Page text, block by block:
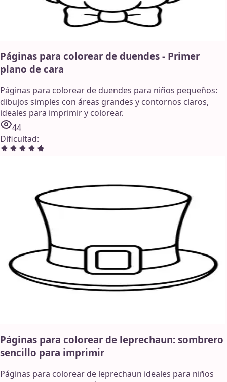
Páginas para colorear de duendes - Primer
plano de cara
Páginas para colorear de duendes para niños pequeños:
dibujos simples con áreas grandes y contornos claros,
ideales para imprimir y colorear.
44
Dificultad:
Páginas para colorear de leprechaun: sombrero
sencillo para imprimir
Páginas para colorear de leprechaun ideales para niños